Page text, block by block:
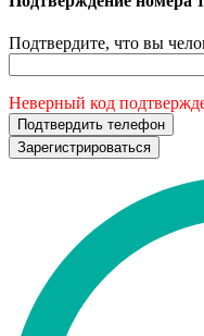
Подтвердите, что вы
Неверный код
Подтвердить телефон
Зарегистрироваться